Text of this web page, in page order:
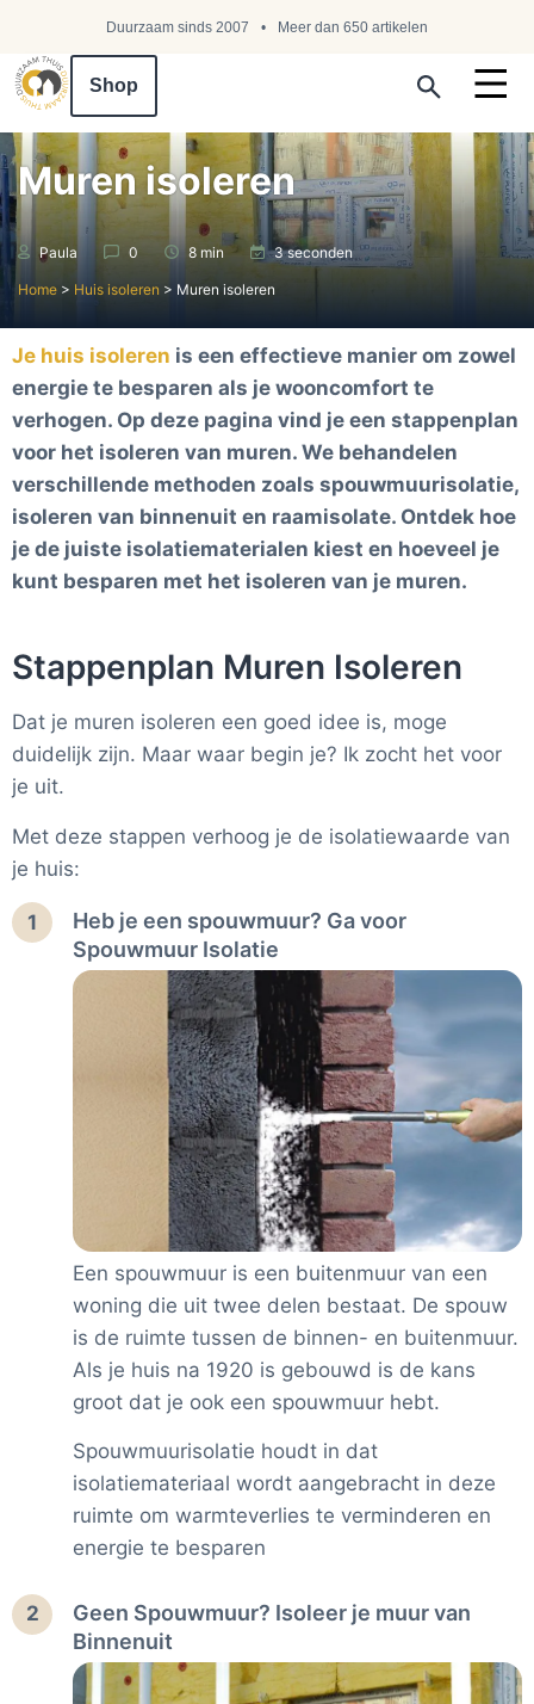
Duurzaam sinds 2007 Meer dan 650 artikelen
Shop
Muren isoleren
Paula 0 8 min 3 seconden
Home > Huis isoleren > Muren isoleren
Je huis isoleren is een effectieve manier om zowel
energie te besparen als je wooncomfort te
verhogen. Op deze pagina vind je een stappenplan
voor het isoleren van muren. We behandelen
verschillende methoden zoals spouwmuurisolatie,
isoleren van binnenuit en raamisolate. Ontdek hoe
je de juiste isolatiematerialen kiest en hoeveel je
kunt besparen met het isoleren van je muren.
Stappenplan Muren Isoleren
Dat je muren isoleren een goed idee is, moge
duidelijk zijn. Maar waar begin je? Ik zocht het voor
je uit.
Met deze stappen verhoog je de isolatiewaarde van
je huis:
1
Heb je een spouwmuur? Ga voor
Spouwmuur Isolatie
Een spouwmuur is een buitenmuur van een
woning die uit twee delen bestaat. De spouw
is de ruimte tussen de binnen- en buitenmuur.
Als je huis na 1920 is gebouwd is de kans
groot dat je ook een spouwmuur hebt.
Spouwmuurisolatie houdt in dat
isolatiemateriaal wordt aangebracht in deze
ruimte om warmteverlies te verminderen en
energie te besparen
2
Geen Spouwmuur? Isoleer je muur van
Binnenuit